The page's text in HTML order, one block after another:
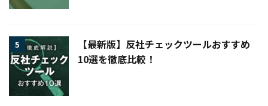
5
【最新版】反社チェックツールおすすめ
10選を徹底比較！